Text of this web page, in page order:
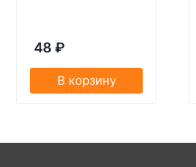
48 ₽
В корзину